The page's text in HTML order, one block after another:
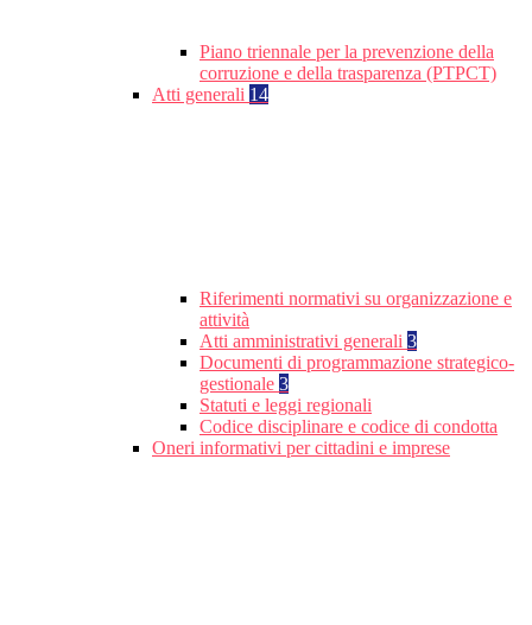
Piano triennale per la prevenzione della
corruzione e della trasparenza (PTPCT)
Atti generali 14
Riferimenti normativi su organizzazione e
attività
Atti amministrativi generali 3
Documenti di programmazione strategico-
gestionale 3
Statuti e leggi regionali
Codice disciplinare e codice di condotta
Oneri informativi per cittadini e imprese